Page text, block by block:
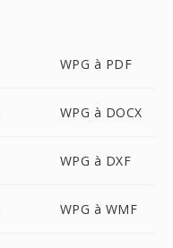
WPG à PDF
WPG à DOCX
WPG à DXF
WPG à WMF